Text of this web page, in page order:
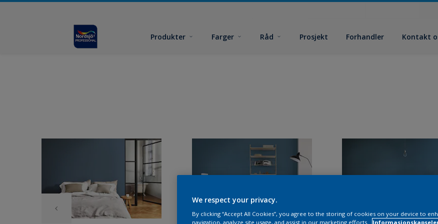
Produkter Farger Råd Prosjekt Forhandler Kontakt
We respect your privacy.
By clicking “Accept All Cookies”, you agree to the storing of cookies on your device to
navigation, analyze site usage, and assist in our marketing efforts.